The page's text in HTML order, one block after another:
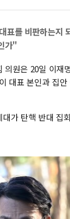
표를 비판하는지
가"
원은 20일 이재
대표 본인과 집
가 탄핵 반대 집